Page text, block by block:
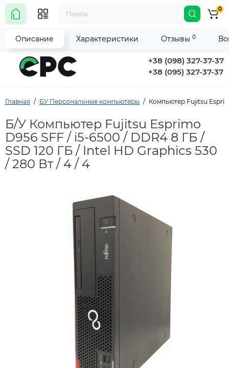
+38 (098) 327-37-37
+38 (095) 327-37-37
0
Главная БУ Персональные компьютеры Компьютер Fujitsu
Б/У Компьютер Fujitsu Esprimo
D956 SFF / i5-6500 / DDR4 8 ГБ /
SSD 120 ГБ / Intel HD Graphics 530
/ 280 Вт / 4 / 4
Описание Характеристики Отзывы 0